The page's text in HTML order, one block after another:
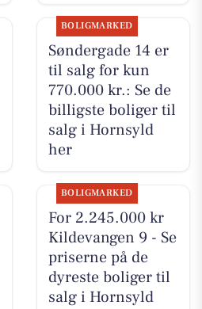
BOLIGMARKED
Søndergade 14 er
til salg for kun
770.000 kr.: Se de
billigste boliger til
salg i Hornsyld
her
BOLIGMARKED
For 2.245.000 kr
Kildevangen 9 - Se
priserne på de
dyreste boliger til
salg i Hornsyld